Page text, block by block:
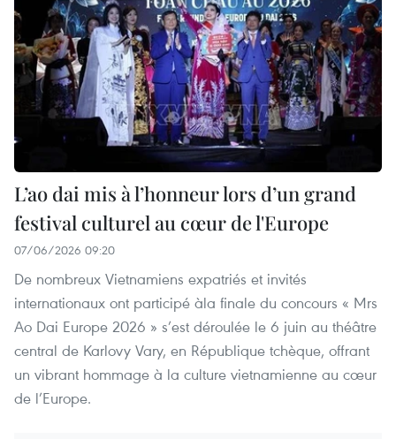
L’ao dai mis à l’honneur lors d’un grand
festival culturel au cœur de l'Europe
07/06/2026 09:20
De nombreux Vietnamiens expatriés et invités
internationaux ont participé àla finale du concours « Mrs
Ao Dai Europe 2026 » s’est déroulée le 6 juin au théâtre
central de Karlovy Vary, en République tchèque, offrant
un vibrant hommage à la culture vietnamienne au cœur
de l’Europe.